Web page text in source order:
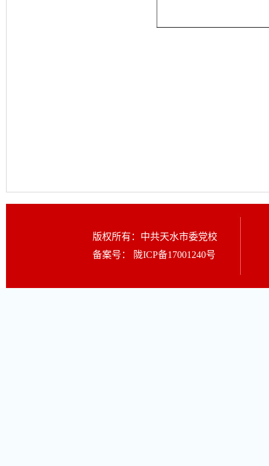
版权所有：中共天水市委党校
备案号：
陇ICP备17001240号